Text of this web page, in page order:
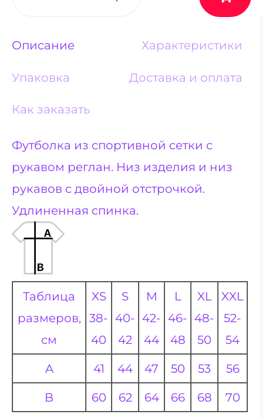
Описание Характеристики
Упаковка Доставка и оплата
Как заказать
Футболка из спортивной сетки с
рукавом реглан. Низ изделия и низ
рукавов с двойной отстрочкой.
Удлиненная спинка.
Таблица
размеров,
см
XS
38-
40
S
40-
42
M
42-
44
L
46-
48
XL
48-
50
XXL
52-
54
A
41 44 47 50 53
56
B
60 62 64 66 68 70